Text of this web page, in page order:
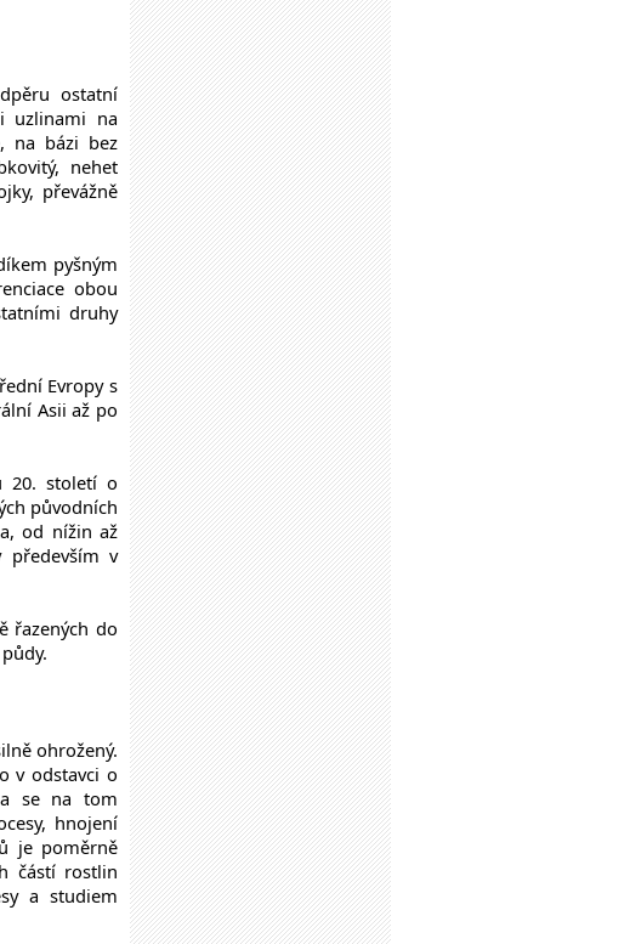
ostatní
uzlinami na
na bázi bez
nehet
převážně
pyšným
obou
druhy
Evropy s
Asii až po
20. století o
původních
od nížin až
především v
řazených do
ohrožený.
v odstavci o
se na tom
hnojení
je poměrně
částí rostlin
a studiem